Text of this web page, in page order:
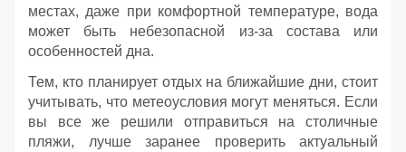
местах, даже при комфортной температуре, вода
может быть небезопасной из-за состава или
особенностей дна.
Тем, кто планирует отдых на ближайшие дни, стоит
учитывать, что метеоусловия могут меняться. Если
вы все же решили отправиться на столичные
пляжи, лучше заранее проверить актуальный